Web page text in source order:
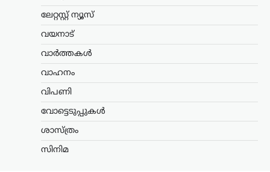
ലേറ്റസ്റ്റ് ന്യൂസ്
വയനാട്
വാർത്തകൾ
വാഹനം
വിപണി
വോട്ടെടുപ്പുകൾ
ശാസ്ത്രം
സിനിമ
അന്താരാഷ്ട്രം,ട്രെൻഡിംഗ്,
അലി ഖമേനിയുടെ
രാജ്യം തകരുമെന്ന്
ഇസ്രായേലും കരുതി;
പുതിയ പരമോന്നത
നേതാവിന്റെ സാന്നിധ്യം